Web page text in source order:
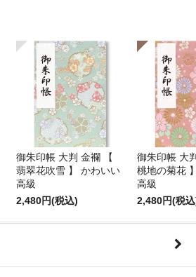
御朱印帳 大判 金襴 【
翡翠花吹雪 】 かわいい
高級
2,480円(税込)
御朱印帳 大
桃地の菊花
高級
2,480円(税